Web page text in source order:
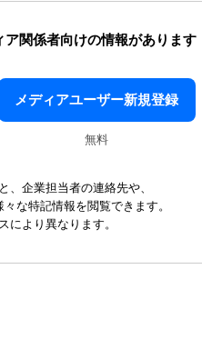
ア関係者向けの情報があります
メディアユーザー新規登録
無料
、企業担当者の連絡先や、
な特記情報を閲覧できます。
により異なります。